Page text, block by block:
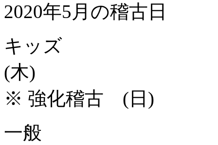
2020年5月の稽古日
キッズ
(木)
※ 強化稽古 (日)
一般